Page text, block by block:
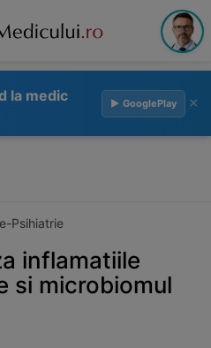
la medic ▶ GooglePlay ×
Psihiatrie
inflamatiile
si microbiomul